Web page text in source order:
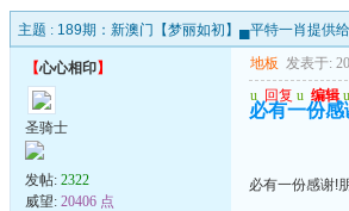
主题 : 189期：新澳门【梦丽如初】▄平特一肖提供给
【心心相印】
圣骑士
发帖: 2322
威望: 20406 点
地板 发表于:
u 回复 u 编辑 u
必有一份
必有一份感谢!